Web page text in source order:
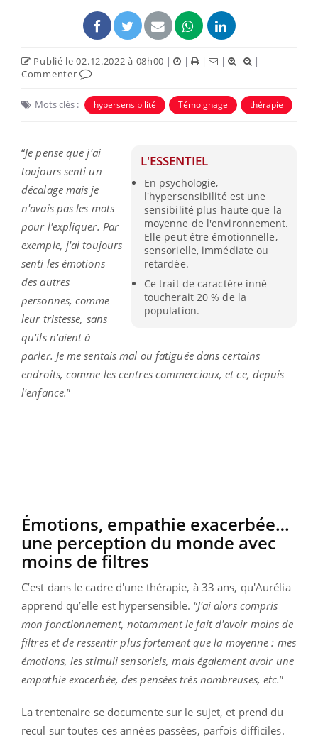
Publié le 02.12.2022 à 08h00 | | | |
|
Commenter
Mots clés : hypersensibilité Témoignage thérapie
L'ESSENTIEL
En psychologie,
l'hypersensibilité est une
sensibilité plus haute que la
moyenne de l'environnement.
Elle peut être émotionnelle,
sensorielle, immédiate ou
retardée.
Ce trait de caractère inné
toucherait 20 % de la
population.
“Je pense que j'ai
toujours senti un
décalage mais je
n'avais pas les mots
pour l'expliquer. Par
exemple, j'ai toujours
senti les émotions
des autres
personnes, comme
leur tristesse, sans
qu'ils n'aient à
parler. Je me sentais mal ou fatiguée dans certains
endroits, comme les centres commerciaux, et ce, depuis
l'enfance.”
Émotions, empathie exacerbée…
une perception du monde avec
moins de filtres
C’est dans le cadre d'une thérapie, à 33 ans, qu'Aurélia
apprend qu’elle est hypersensible. “J'ai alors compris
mon fonctionnement, notamment le fait d'avoir moins de
filtres et de ressentir plus fortement que la moyenne : mes
émotions, les stimuli sensoriels, mais également avoir une
empathie exacerbée, des pensées très nombreuses, etc.”
La trentenaire se documente sur le sujet, et prend du
recul sur toutes ces années passées, parfois difficiles.